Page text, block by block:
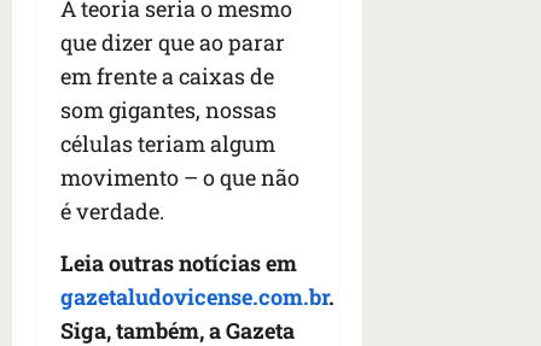
A teoria seria o mesmo
que dizer que ao parar
em frente a caixas de
som gigantes, nossas
células teriam algum
movimento – o que não
é verdade.
Leia outras notícias em
gazetaludovicense.com.br.
Siga, também, a Gazeta